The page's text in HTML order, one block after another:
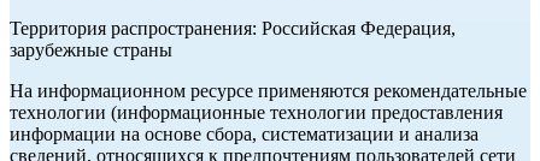
Территория распространения: Российская Федерация,
зарубежные страны
На информационном ресурсе применяются рекомендательные
технологии (информационные технологии предоставления
информации на основе сбора, систематизации и анализа
сведений, относящихся к предпочтениям пользователей сети